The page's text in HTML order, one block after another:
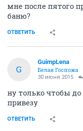
мне после пятого
баню?
ОТВЕТИТЬ
G
GuimpLena
Белая Госпожа
30 июня 2015
ну только чтобы до
привезу
ОТВЕТИТЬ